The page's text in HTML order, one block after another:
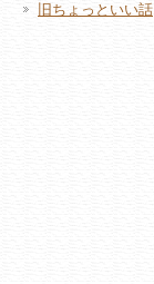
旧ちょっといい話